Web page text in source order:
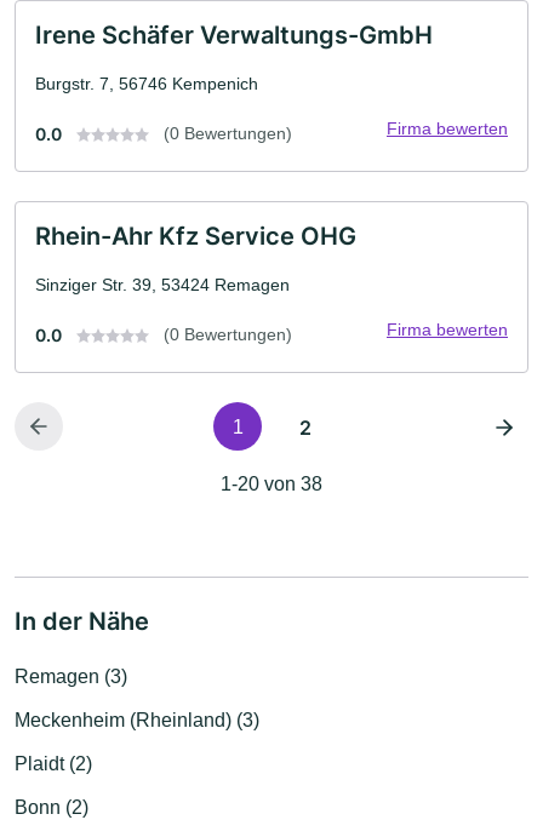
Irene Schäfer Verwaltungs-GmbH
Burgstr. 7, 56746 Kempenich
0.0 (0 Bewertungen) Firma bewerten
Rhein-Ahr Kfz Service OHG
Sinziger Str. 39, 53424 Remagen
0.0 (0 Bewertungen) Firma bewerten
1 2
1-20 von 38
In der Nähe
Remagen (3)
Meckenheim (Rheinland) (3)
Plaidt (2)
Bonn (2)